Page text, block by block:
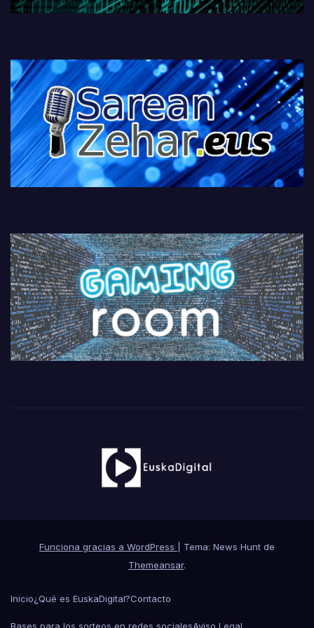
Funciona gracias a WordPress
Tema: News Hunt de
Themeansar.
Inicio¿Qué es EuskaDigital?Contacto